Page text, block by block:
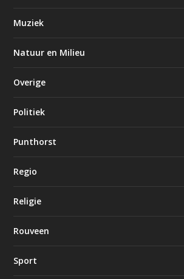
Muziek
Natuur en Milieu
Overige
Politiek
Punthorst
Regio
Religie
Rouveen
Sport